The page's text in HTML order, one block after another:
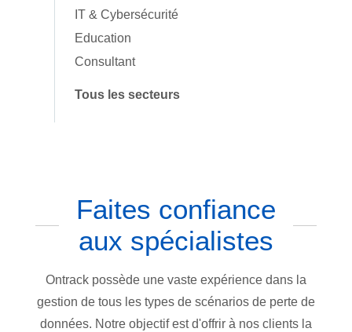
IT & Cybersécurité
Education
Consultant
Tous les secteurs
Faites confiance
aux spécialistes
Ontrack possède une vaste expérience dans la
gestion de tous les types de scénarios de perte de
données. Notre objectif est d'offrir à nos clients la